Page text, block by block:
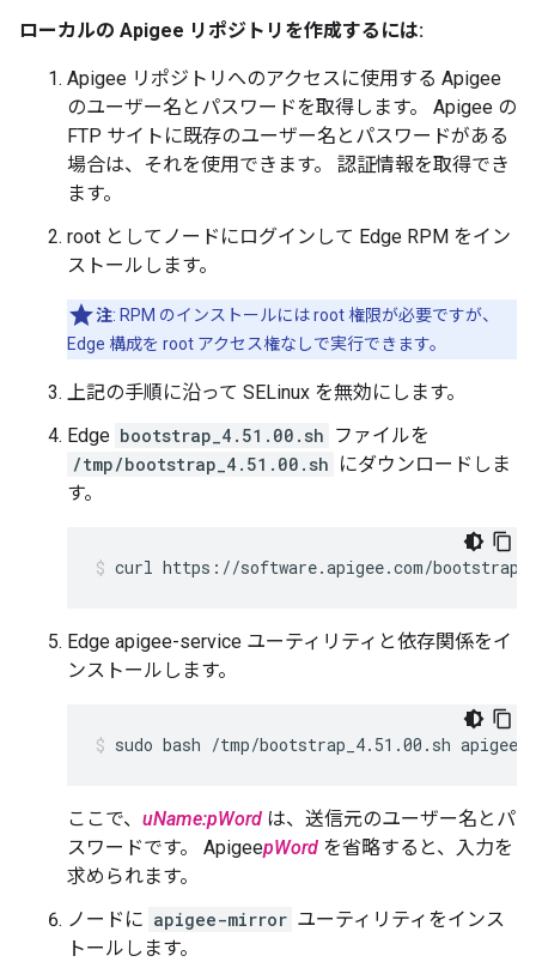
ローカルの Apigee リポジトリを作成するには:
Apigee リポジトリへのアクセスに使用する Apigee
のユーザー名とパスワードを取得します。 Apigee の
FTP サイトに既存のユーザー名とパスワードがある
場合は、それを使用できます。 認証情報を取得でき
ます。
root としてノードにログインして Edge RPM をイン
ストールします。
注: RPM のインストールには root 権限が必要ですが、
Edge 構成を root アクセス権なしで実行できます。
上記の手順に沿って SELinux を無効にします。
Edge bootstrap_4.51.00.sh ファイルを
/tmp/bootstrap_4.51.00.sh にダウンロードしま
す。
curl https://software.apigee.com/
Edge apigee-service ユーティリティと依存関係をイ
ンストールします。
sudo bash /tmp/bootstrap_4.51.00.sh
ここで、 uName:pWord は、送信元のユーザー名とパ
スワードです。 ApigeepWord を省略すると、入力を
求められます。
ノードに apigee-mirror ユーティリティをインス
トールします。